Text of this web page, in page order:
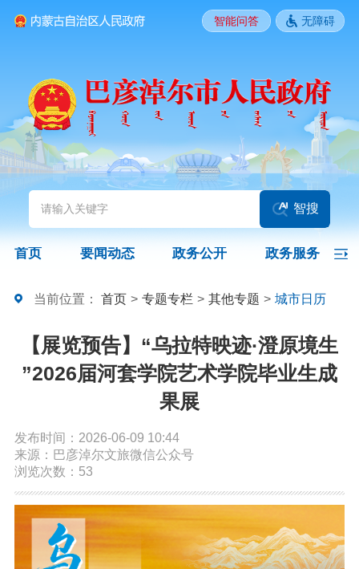
头条 国务院信息 自治区信息
政务动态 旗县区动态
图片新闻
政务公开
政府信息公开制度 法定主动公开内容 政府信息公开年报
依申请公开
政务服务
便民应用 基础清单
智能问答 无障碍
智搜
首页 要闻动态 政务公开 政务服务
当前位置： 首页 > 专题专栏 > 其他专题 > 城市日历
【展览预告】“乌拉特映迹·澄原境生
”2026届河套学院艺术学院毕业生成
果展
发布时间：2026-06-09 10:44
来源：巴彦淖尔文旅微信公众号
浏览次数：53